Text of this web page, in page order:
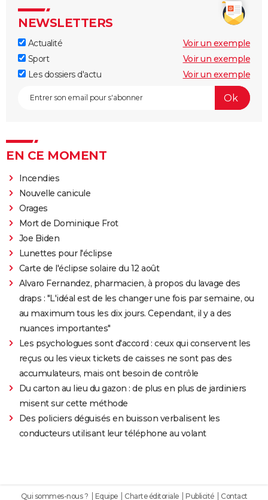
NEWSLETTERS
Actualité
Voir un exemple
Sport
Voir un exemple
Les dossiers d'actu
Voir un exemple
EN CE MOMENT
Incendies
Nouvelle canicule
Orages
Mort de Dominique Frot
Joe Biden
Lunettes pour l'éclipse
Carte de l'éclipse solaire du 12 août
Alvaro Fernandez, pharmacien, à propos du lavage des
draps : "L'idéal est de les changer une fois par semaine, ou
au maximum tous les dix jours. Cependant, il y a des
nuances importantes"
Les psychologues sont d'accord : ceux qui conservent les
reçus ou les vieux tickets de caisses ne sont pas des
accumulateurs, mais ont besoin de contrôle
Du carton au lieu du gazon : de plus en plus de jardiniers
misent sur cette méthode
Des policiers déguisés en buisson verbalisent les
conducteurs utilisant leur téléphone au volant
Qui sommes-nous ? Equipe Charte éditoriale Publicité Contact